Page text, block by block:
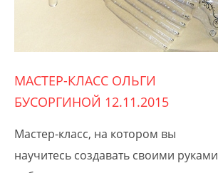
МАСТЕР-КЛАСС ОЛЬГИ
БУСОРГИНОЙ 12.11.2015
Мастер-класс, на котором вы
научитесь создавать своими руками